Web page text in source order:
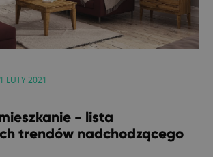
1 LUTY 2021
- lista
trendów nadchodzącego